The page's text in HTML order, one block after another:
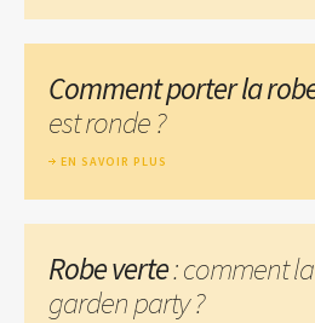
Comment porter la
est ronde ?
EN SAVOIR PLUS
Robe verte: comment
garden party ?